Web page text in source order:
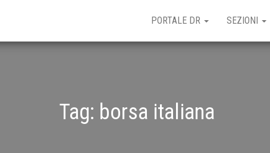
PORTALE DR SEZIONI
Tag: borsa italiana